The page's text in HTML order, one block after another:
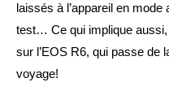
laissés à l’appareil en
test… Ce qui implique
sur l’EOS R6, qui passe de
voyage!